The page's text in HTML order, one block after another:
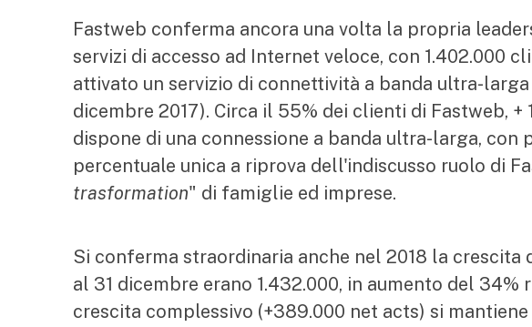
Fastweb conferma ancora una volta la propria
servizi di accesso ad Internet veloce, con 1.402.000
attivato un servizio di connettività a banda ultra-
dicembre 2017). Circa il 55% dei clienti di Fastweb,
dispone di una connessione a banda ultra-larga, con
percentuale unica a riprova dell'indiscusso ruolo di
trasformation" di famiglie ed imprese.
Si conferma straordinaria anche nel 2018 la
al 31 dicembre erano 1.432.000, in aumento del
crescita complessivo (+389.000 net acts) si